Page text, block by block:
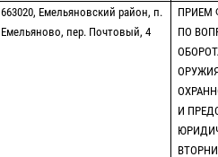
663020, Емельяновский район, п.
Емельяново, пер. Почтовый, 4
ПРИЕМ
ПО
И